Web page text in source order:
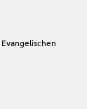
Evangelischen